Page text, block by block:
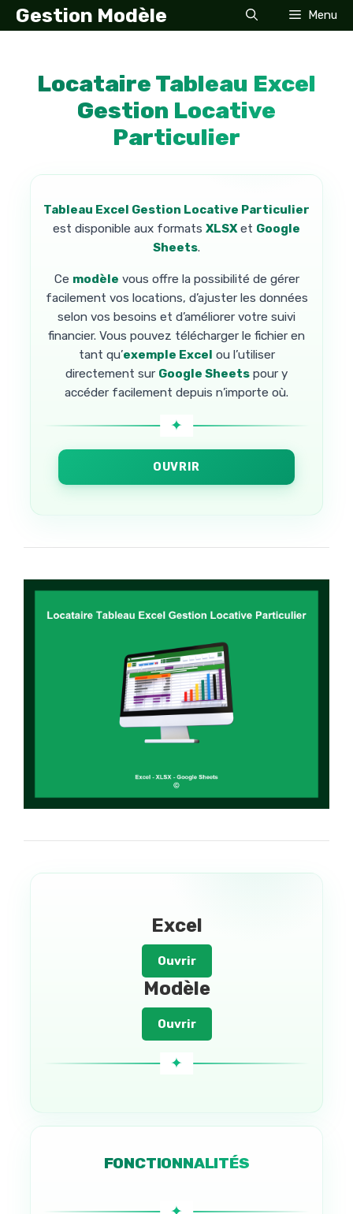
AllerGestion Modèle Menu
Locataire Tableau Excel
Gestion Locative
Particulier
Tableau Excel Gestion Locative Particulier
est disponible aux formats XLSXet Google
Sheets.
Ce modèle vous offre la possibilité de gérer
facilement vos locations, d’ajuster les données
selon vos besoins et d’améliorer votre suivi
financier. Vous pouvez télécharger le fichier en
tant qu’exemple Excel ou l’utiliser
directement sur Google Sheets pour y
accéder facilement depuis n’importe où.
OUVRIR
Excel
Ouvrir
Modèle
Ouvrir
FONCTIONNALITÉS